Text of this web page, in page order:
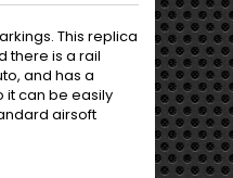
This replica
there is a rail
and has a
it can be easily
airsoft